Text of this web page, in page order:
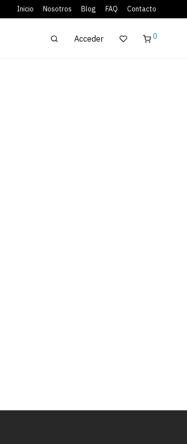
Inicio Nosotros Blog FAQ Contacto
Acceder 0